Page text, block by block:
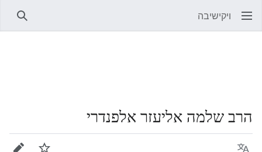
ויקישיבה
הרב שלמה אליעזר אלפנדרי